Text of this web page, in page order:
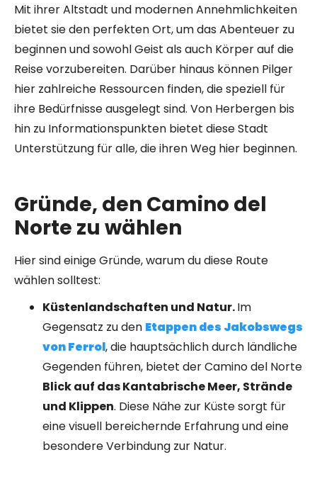
Mit ihrer Altstadt und modernen Annehmlichkeiten
bietet sie den perfekten Ort, um das Abenteuer zu
beginnen und sowohl Geist als auch Körper auf die
Reise vorzubereiten. Darüber hinaus können Pilger
hier zahlreiche Ressourcen finden, die speziell für
ihre Bedürfnisse ausgelegt sind. Von Herbergen bis
hin zu Informationspunkten bietet diese Stadt
Unterstützung für alle, die ihren Weg hier beginnen.
Gründe, den Camino del
Norte zu wählen
Hier sind einige Gründe, warum du diese Route
wählen solltest:
Küstenlandschaften und Natur.Im
Gegensatz zu den Etappen des Jakobswegs
von Ferrol, die hauptsächlich durch ländliche
Gegenden führen, bietet der Camino del Norte
Blick auf das Kantabrische Meer, Strände
und Klippen. Diese Nähe zur Küste sorgt für
eine visuell bereichernde Erfahrung und eine
besondere Verbindung zur Natur.